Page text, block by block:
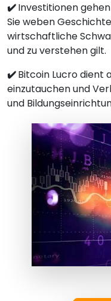
✔️Investitionen
Sie weben
wirtschaftliche
und zu verstehen gilt.
✔️Bitcoin Lucro dient
einzutauchen und
und